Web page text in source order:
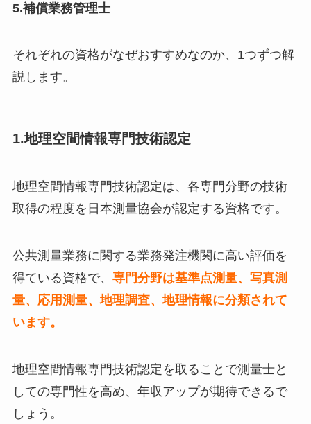
5.補償業務管理士
それぞれの資格がなぜおすすめなのか、1つずつ解
説します。
1.地理空間情報専門技術認定
地理空間情報専門技術認定は、各専門分野の技術
取得の程度を日本測量協会が認定する資格です。
公共測量業務に関する業務発注機関に高い評価を
得ている資格で、 専門分野は基準点測量、写真測
量、応用測量、地理調査、地理情報に分類されて
います。
地理空間情報専門技術認定を取ることで測量士と
しての専門性を高め、年収アップが期待できるで
しょう。